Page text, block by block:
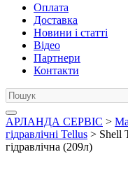
Оплата
Доставка
Новини і статті
Відео
Партнери
Контакти
АРЛАНДА СЕРВІС >
гідравлічні Tellus > Shell
гідравлічна (209л)